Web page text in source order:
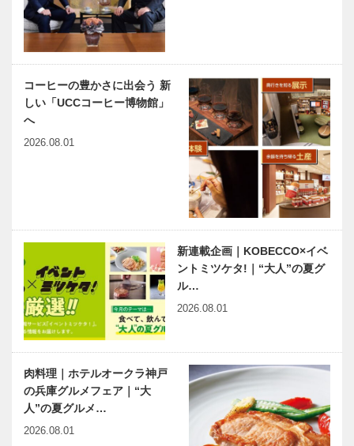
ベトナム元気
X躍動するア
ジア 第24回
景」―投機対
象となるベト
コーヒーの豊かさに出会う 新
しい「UCCコーヒー博物館」
へ
2026.08.01
新連載企画｜KOBECCO×イベ
ントミツケタ!｜“大人”の夏グ
ル…
2026.08.01
肉料理｜ホテルオークラ神戸
の兵庫グルメフェア｜“大
人”の夏グルメ…
2026.08.01